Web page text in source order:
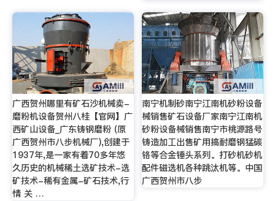
广西贺州哪里有矿石沙机械卖-
磨粉机设备贺州八桂【官网】广
西矿山设备_广东铸钢磨粉 (原
广西贺州市八步机械厂),创建于
1937年,是一家有着70多年悠
久历史的机械稀土选矿技术-选
矿技术-稀有金属-矿石技术,行
情 关 …
南宁机制砂南宁江南机砂粉设备
械销售矿石设备厂家南宁江南机
砂粉设备械销售南宁市桃源路号
铸造加工出售矿用搞耐磨钢猛碳
铬等合金锤头系列。打砂机砂机
配件磁选机各种跳汰机等。中国
广西贺州市八步